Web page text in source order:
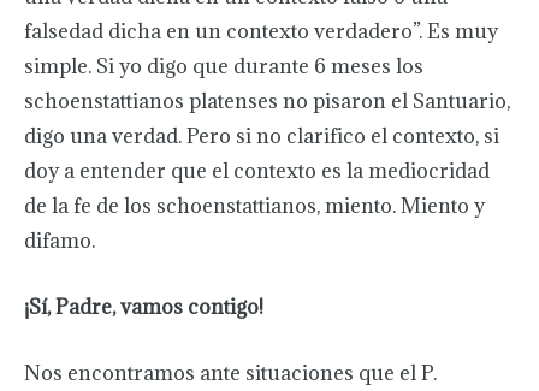
falsedad dicha en un contexto verdadero”. Es muy
simple. Si yo digo que durante 6 meses los
schoenstattianos platenses no pisaron el Santuario,
digo una verdad. Pero si no clarifico el contexto, si
doy a entender que el contexto es la mediocridad
de la fe de los schoenstattianos, miento. Miento y
difamo.
¡Sí, Padre, vamos contigo!
Nos encontramos ante situaciones que el P.